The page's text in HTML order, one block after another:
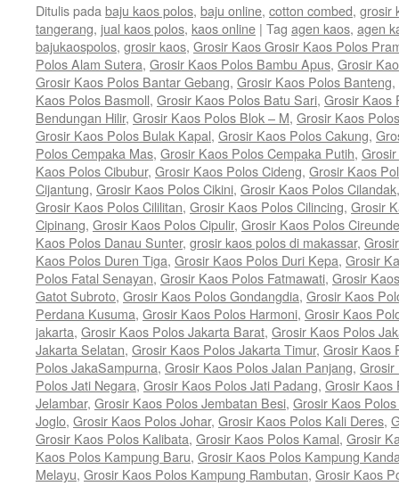
Ditulis padabaju kaos polos, baju online, cotton combed, grosir
tangerang, jual kaos polos, kaos online | Tag agen kaos, agen
bajukaospolos, grosir kaos, Grosir Kaos Grosir Kaos Polos
Polos Alam Sutera, Grosir Kaos Polos Bambu Apus, Grosir
Grosir Kaos Polos Bantar Gebang, Grosir Kaos Polos Banteng,
Kaos Polos Basmoll, Grosir Kaos Polos Batu Sari, Grosir Kaos
Bendungan Hilir, Grosir Kaos Polos Blok – M, Grosir Kaos
Grosir Kaos Polos Bulak Kapal, Grosir Kaos Polos Cakung,
Polos Cempaka Mas, Grosir Kaos Polos Cempaka Putih,
Kaos Polos Cibubur, Grosir Kaos Polos Cideng, Grosir Kaos
Cijantung, Grosir Kaos Polos Cikini, Grosir Kaos Polos Cilandak
Grosir Kaos Polos Cililitan, Grosir Kaos Polos Cilincing, Grosir
Cipinang, Grosir Kaos Polos Cipulir, Grosir Kaos Polos
Kaos Polos Danau Sunter, grosir kaos polos di makassar,
Kaos Polos Duren Tiga, Grosir Kaos Polos Duri Kepa, Grosir
Polos Fatal Senayan, Grosir Kaos Polos Fatmawati, Grosir
Gatot Subroto, Grosir Kaos Polos Gondangdia, Grosir Kaos
Perdana Kusuma, Grosir Kaos Polos Harmoni, Grosir Kaos
jakarta, Grosir Kaos Polos Jakarta Barat, Grosir Kaos Polos
Jakarta Selatan, Grosir Kaos Polos Jakarta Timur, Grosir Kaos
Polos JakaSampurna, Grosir Kaos Polos Jalan Panjang, Grosir
Polos Jati Negara, Grosir Kaos Polos Jati Padang, Grosir Kaos
Jelambar, Grosir Kaos Polos Jembatan Besi, Grosir Kaos
Joglo, Grosir Kaos Polos Johar, Grosir Kaos Polos Kali Deres,
Grosir Kaos Polos Kalibata, Grosir Kaos Polos Kamal, Grosir
Kaos Polos Kampung Baru, Grosir Kaos Polos Kampung
Melayu, Grosir Kaos Polos Kampung Rambutan, Grosir Kaos